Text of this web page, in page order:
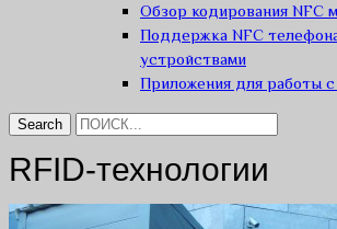
Обзор кодирования NFC
Поддержка NFC
устройствами
Приложения для работы с
RFID-технологии